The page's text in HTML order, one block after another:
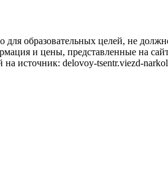
образовательных целей, не
и цены, представленные на
на источник: delovoy-tsentr.viezd-